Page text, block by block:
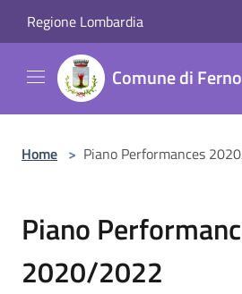
Regione Lombardia
Comune di Ferno
Home > Piano Performances
Piano
2020/2022